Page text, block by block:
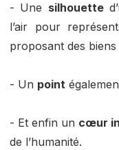
- Une silhouette
l’air pour
proposant des
- Un point
- Et enfin un cœur
de l’humanité.